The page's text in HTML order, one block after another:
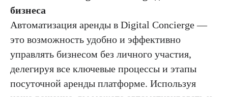
бизнеса
Автоматизация аренды в Digital Concierge —
это возможность удобно и эффективно
управлять бизнесом без личного участия,
делегируя все ключевые процессы и этапы
посуточной аренды платформе. Используя